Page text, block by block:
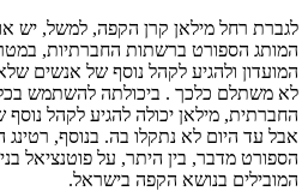
לגברת רחל מילאן קרן הקפה, למשל, יש
המותג הספורט ברשתות החברתיות,
המועדון ולהגיע לקהל נוסף של אנשים
לא משתלם כלכך . ביכולתה להשתמש
החברתית, מילאן יכולה להגיע לקהל
אבל עד היום לא נתקלו בה. בנוסף, רטינג
הספורט מדבר, בין היתר, על פוטנציאל
המובילים בנושא הקפה בישראל.